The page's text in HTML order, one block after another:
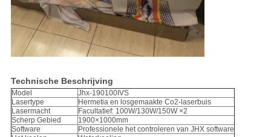
Technische Beschrijving
Model
Jhx-190100IVS
Lasertype
Hermetia en losgemaakte Co2-laserbuis
Lasermacht
Facultatief: 100W/130W/150W ×2
Scherp Gebied
1900×1000mm
Software
Professionele het controleren van JHX software